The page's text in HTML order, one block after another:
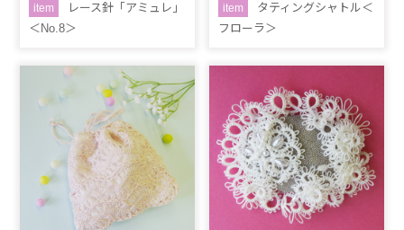
item
レース針「アミュレ」
＜No.8＞
item
タティングシャトル＜
フローラ＞